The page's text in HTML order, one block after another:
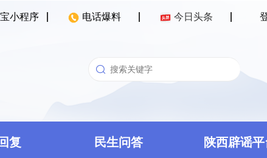
小程序 电话爆料 今日头条
复 民生问答 陕西辟谣